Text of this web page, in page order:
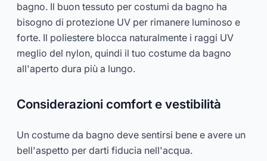
bagno. Il buon tessuto per costumi da bagno ha
bisogno di protezione UV per rimanere luminoso e
forte. Il poliestere blocca naturalmente i raggi UV
meglio del nylon, quindi il tuo costume da bagno
all'aperto dura più a lungo.
Considerazioni comfort e vestibilità
Un costume da bagno deve sentirsi bene e avere un
bell'aspetto per darti fiducia nell'acqua.